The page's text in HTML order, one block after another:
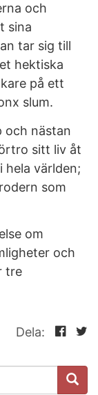
och
sina
tar sig till
hektiska
på ett
slum.
och nästan
sitt liv åt
hela världen;
som
om
och
tre
Dela: